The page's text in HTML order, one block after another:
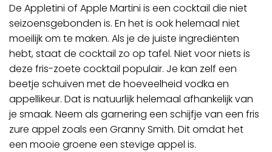
De Appletini of Apple Martini is een cocktail die niet
seizoensgebonden is. En het is ook helemaal niet
moeilijk om te maken. Als je de juiste ingrediënten
hebt, staat de cocktail zo op tafel. Niet voor niets is
deze fris-zoete cocktail populair. Je kan zelf een
beetje schuiven met de hoeveelheid vodka en
appellikeur. Dat is natuurlijk helemaal afhankelijk van
je smaak. Neem als garnering een schijfje van een fris
zure appel zoals een Granny Smith. Dit omdat het
een mooie groene een stevige appel is.